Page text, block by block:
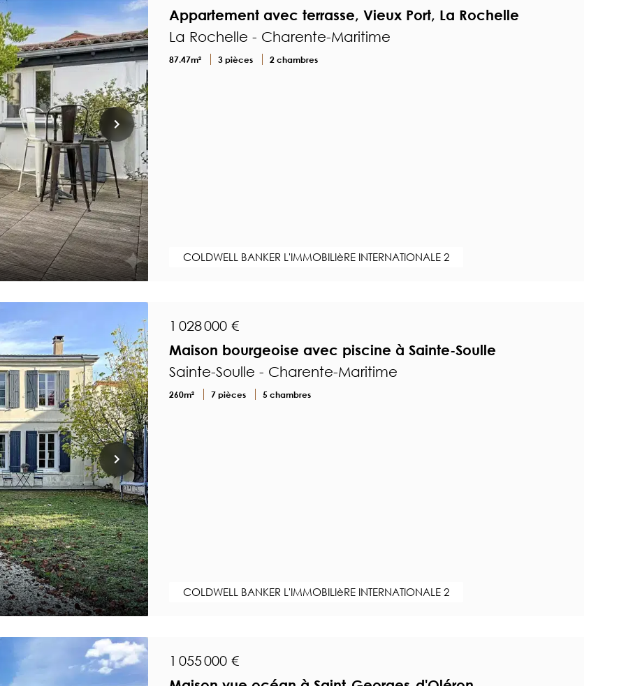
Appartement avec terrasse, Vieux Port, La Rochelle
La Rochelle - Charente-Maritime
87.47m² 3 pièces 2 chambres
COLDWELL BANKER L'IMMOBILIèRE INTERNATIONALE 2
1 028 000 €
Maison bourgeoise avec piscine à Sainte-Soulle
Sainte-Soulle - Charente-Maritime
260m² 7 pièces 5 chambres
COLDWELL BANKER L'IMMOBILIèRE INTERNATIONALE 2
1 055 000 €